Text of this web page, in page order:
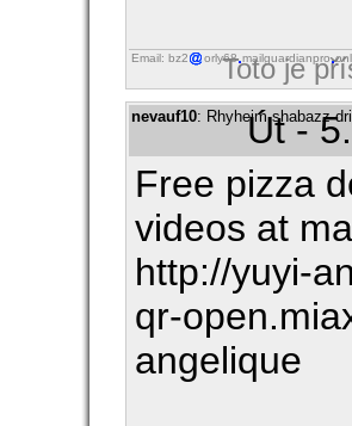
Email: bz2 orly68 mailguardianpro
Toto je
nevauf10: Rhyheim shabazz
Út -
Free pizza
videos at
http://yuyi-
qr-
angelique